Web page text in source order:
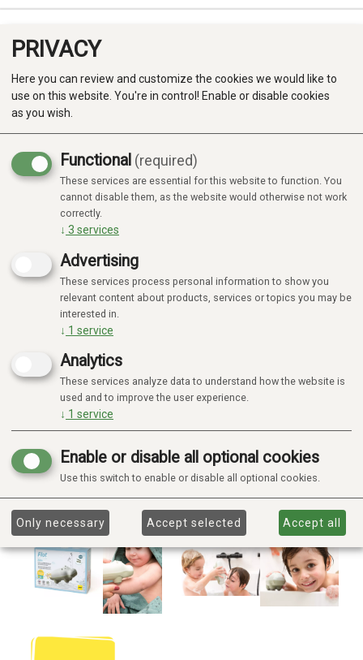
Produkter
Kategorier
Campaign
PRIVACY
Here you can review and customize the cookies we would like to
use on this website. You're in control! Enable or disable cookies
as you wish.
Functional (required)
These services are essential for this website to function. You
cannot disable them, as the website would otherwise not work
correctly.
↓ 3 services
Advertising
These services process personal information to show you
relevant content about products, services or topics you may be
interested in.
↓ 1 service
Analytics
These services analyze data to understand how the website is
used and to improve the user experience.
↓ 1 service
Enable or disable all optional cookies
Use this switch to enable or disable all optional cookies.
Only necessary Accept selected Accept all